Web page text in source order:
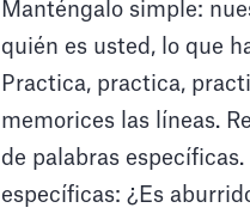
Manténgalo simple:
quién es usted, lo que
Practica, practica,
memorices las líneas.
de palabras
específicas: ¿Es